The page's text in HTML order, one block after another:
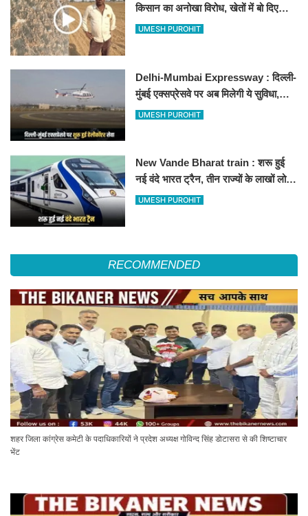
किसान का अनोखा विरोध, खेतों में बो दिए
500-500 रुपए के नोट, वीडियो वायरल
UMESH PUROHIT
Delhi-Mumbai Expressway : दिल्ली-
मुंबई एक्सप्रेसवे पर अब मिलेगी ये सुविधा,
हेलीकॉप्टर सर्विस से तुरंत घायल पहुंचेगा
UMESH PUROHIT
New Vande Bharat train : शरू हुई
नई वंदे भारत ट्रैन, तीन राज्यों के लाखों लोगों
का सफर होगा आसान, देखें पूरा रूटमैप
UMESH PUROHIT
RECOMMENDED
शहर जिला कांग्रेस कमेटी के पदाधिकारियों ने प्रदेश अध्यक्ष गोविन्द सिंह डोटासरा से की शिष्टाचार
भेंट